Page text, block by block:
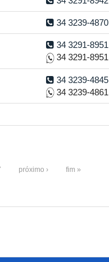
34 3239-4870
34 3291-8951
34 3291-8951
34 3239-4845
34 3239-4861
próximo › fim »